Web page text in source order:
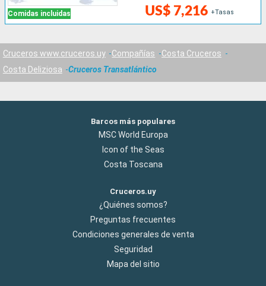
Comidas incluidas US$ 7,216 +Tasas
Cruceros www.cruceros.uy Compañías
Costa Cruceros
Costa Deliziosa
Cruceros Transatlántico
Barcos más populares
MSC World Europa
Icon of the Seas
Costa Toscana
Cruceros.uy
¿Quiénes somos?
Preguntas frecuentes
Condiciones generales de venta
Seguridad
Mapa del sitio